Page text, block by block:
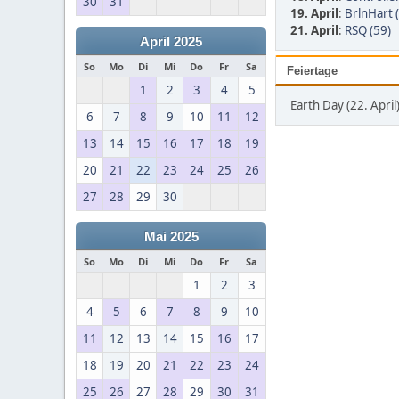
April 2025
So Mo Di Mi Do Fr Sa
1 2 3 4
5
6
7 8 9 10 11
12
13
14 15 16 17 18
19
20
21 22 23 24 25
26
27
28 29 30
Mai 2025
So Mo Di Mi Do Fr Sa
1 2
3
4
5 6 7 8 9
10
11
12 13 14 15 16
17
18
19 20 21 22 23
24
25
26 27 28 29 30 31
19. April: BrlnHart
21. April: RSQ (59)
Feiertage
Earth Day (22. April)